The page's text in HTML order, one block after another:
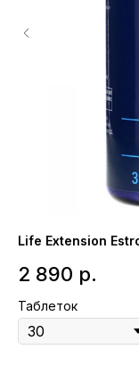
Life Extension
2 890 р.
Таблеток